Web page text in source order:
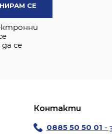
СЕ
се
Контакти
0885 50 50 01 -